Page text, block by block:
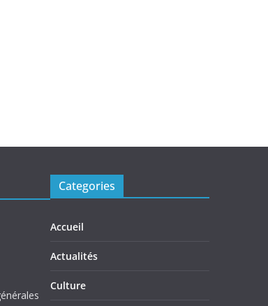
Categories
Accueil
Actualités
Culture